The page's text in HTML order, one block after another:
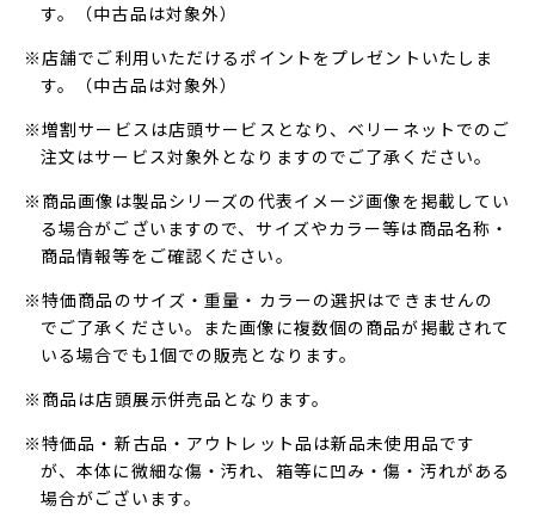
す。（中古品は対象外）
※店舗でご利用いただけるポイントをプレゼントいたしま
す。（中古品は対象外）
※増割サービスは店頭サービスとなり、ベリーネットでのご
注文はサービス対象外となりますのでご了承ください。
※商品画像は製品シリーズの代表イメージ画像を掲載してい
る場合がございますので、サイズやカラー等は商品名称・
商品情報等をご確認ください。
※特価商品のサイズ・重量・カラーの選択はできませんの
でご了承ください。また画像に複数個の商品が掲載されて
いる場合でも1個での販売となります。
※商品は店頭展示併売品となります。
※特価品・新古品・アウトレット品は新品未使用品です
が、本体に微細な傷・汚れ、箱等に凹み・傷・汚れがある
場合がございます。